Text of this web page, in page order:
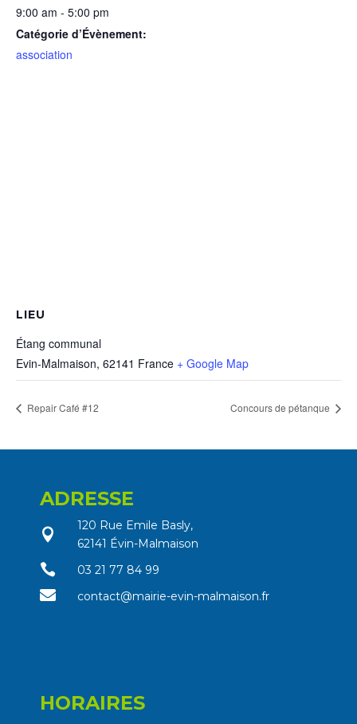
9:00 am - 5:00 pm
Catégorie d’Évènement:
association
LIEU
Étang communal
Evin-Malmaison, 62141 France + Google Map
Repair Café #12 Concours de pétanque
ADRESSE

120 Rue Emile Basly,
62141 Évin-Malmaison
 03 21 77 84 99
 contact@mairie-evin-malmaison.fr
HORAIRES